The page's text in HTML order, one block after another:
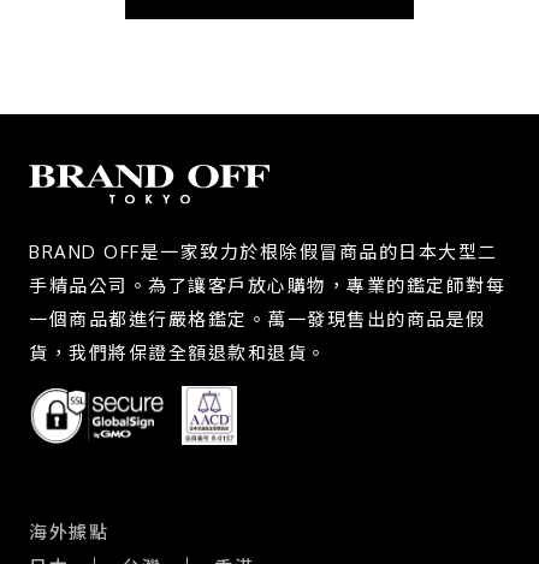
BRAND OFF是一家致力於根除假冒商品的日本大型二
手精品公司。為了讓客戶放心購物，專業的鑑定師對每
一個商品都進行嚴格鑑定。萬一發現售出的商品是假
貨，我們將保證全額退款和退貨。
海外據點